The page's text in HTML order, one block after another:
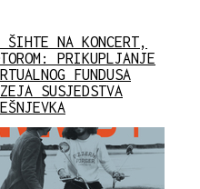
ŠIHTE NA KONCERT,
PRIKUPLJANJE
FUNDUSA
SUSJEDSTVA